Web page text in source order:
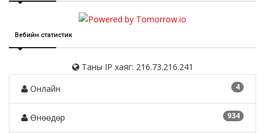
Вебийн статистик
Таны IP хаяг: 216.73.216.241
4
Онлайн
934
Өнөөдөр